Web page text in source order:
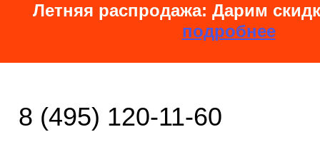
Летняя распродажа: Дарим
подробнее
8 (495) 120-11-60